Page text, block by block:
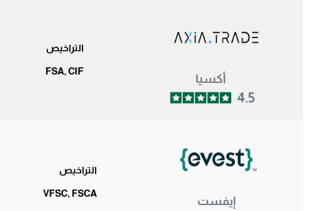
أكسيا
4.5
التراخيص
FSA, CIF
إيفست
التراخيص
VFSC, FSCA